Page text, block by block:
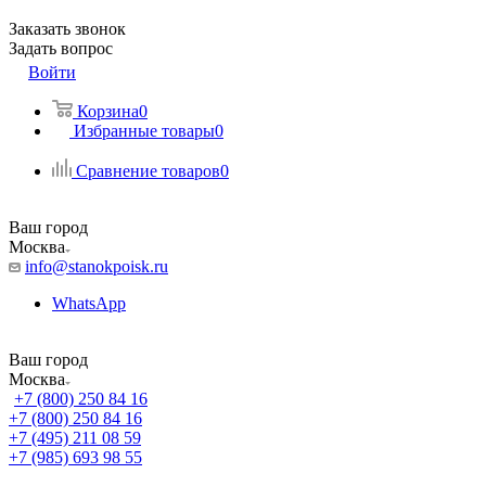
Заказать звонок
Задать вопрос
Войти
Корзина0
Избранные товары0
Сравнение товаров0
Ваш город
Москва
info@stanokpoisk.ru
WhatsApp
Ваш город
Москва
+7 (800) 250 84 16
+7 (800) 250 84 16
+7 (495) 211 08 59
+7 (985) 693 98 55